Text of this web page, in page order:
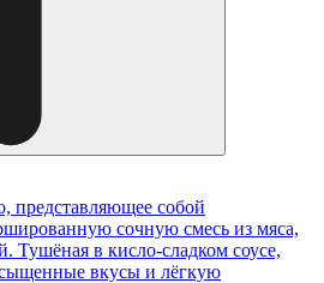
представляющее собой
сочную смесь из мяса,
Тушёная в кисло-сладком соусе,
вкусы и лёгкую